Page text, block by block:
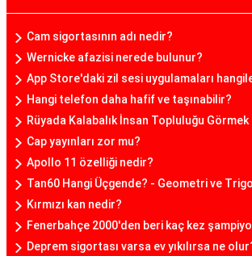
Cam sigortasının adı nedir?
Wernicke afazisi nerede bulunur?
App Store'daki zil sesi uygulamaları
Hangi telefon daha hafif ve taşınabilir?
Rüyada Kalabalık İnsan Topluluğu Görmek
Cap yayınları zor mu?
Apollo 11 özelliği nedir?
Tan60 Hangi Üçgende? - Geometri ve
Kırmızı kan nedir?
Fenerbahçe 2000'den beri kaç kez
Deprem sigortası varsa ev yıkılırsa ne